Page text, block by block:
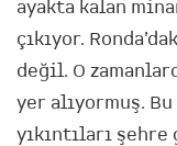
ayakta kalan
çıkıyor.
değil. O
yer alıyormuş.
yıkıntıları